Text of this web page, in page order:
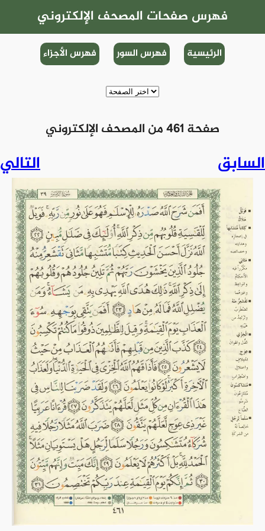
فهرس صفحات المصحف الإلكتروني
فهرس الأجزاء فهرس السور الرئيسية
صفحة 461 من المصحف الإلكتروني
التالي السابق